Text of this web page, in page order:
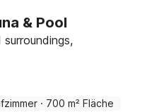
& Pool
· 700 m² Fläche